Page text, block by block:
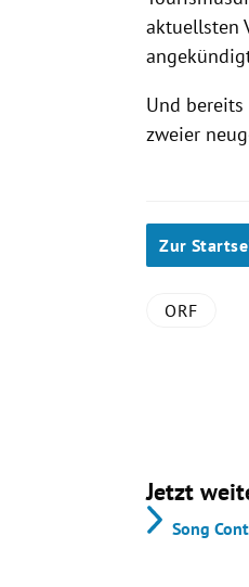
aktuellsten
Und
zweier
Zur
ORF
Jetzt
Song